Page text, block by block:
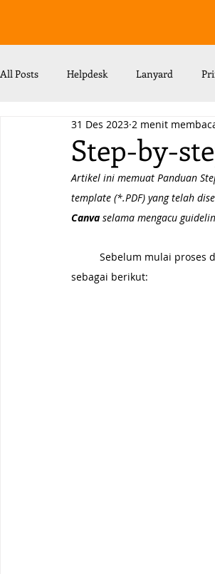
All Posts Helpdesk Lanyard
Step-by-
31 Des 2023 2 menit
Artikel ini memuat Panduan
template (*.PDF) yang telah
Canva selama mengacu
Sebelum mulai proses
sebagai berikut: